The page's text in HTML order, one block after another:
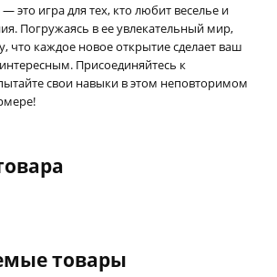
это игра для тех, кто любит веселье и
Погружаясь в ее увлекательный мир,
что каждое новое открытие сделает ваш
Присоединяйтесь к
свои навыки в этом неповторимом
товары